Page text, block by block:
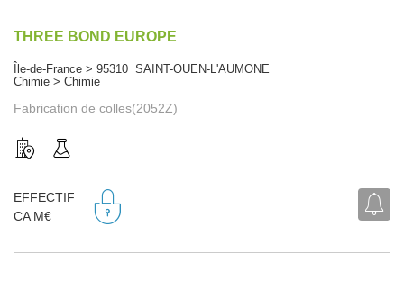
THREE BOND EUROPE
Île-de-France > 95310 SAINT-OUEN-L'AUMONE
Chimie > Chimie
Fabrication de colles(2052Z)
EFFECTIF
CA M€